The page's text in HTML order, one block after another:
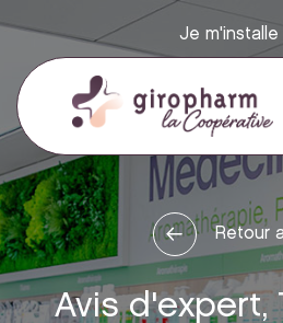
Je m'installe
Retour
Avis d'expert,